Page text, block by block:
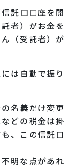
託口口座を開
者）がお金を
（受託者）が
は自動で振り
名義だけ変更
どの税金は掛
、この信託口
明な点があれ